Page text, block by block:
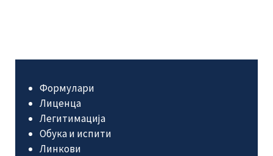
Формулари
Лиценца
Легитимација
Обука и испити
Линкови